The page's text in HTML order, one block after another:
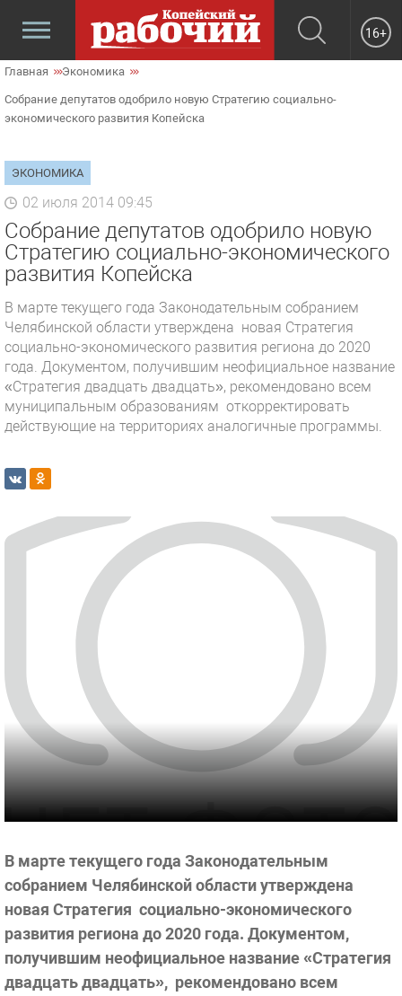
16+
Главная Экономика
Собрание депутатов одобрило новую Стратегию социально-
экономического развития Копейска
ЭКОНОМИКА
02 июля 2014 09:45
Собрание депутатов одобрило новую
Стратегию социально-экономического
развития Копейска
В марте текущего года Законодательным собранием
Челябинской области утверждена новая Стратегия
социально-экономического развития региона до 2020
года. Документом, получившим неофициальное название
«Стратегия двадцать двадцать», рекомендовано всем
муниципальным образованиям откорректировать
действующие на территориях аналогичные программы.
В марте текущего года Законодательным
собранием Челябинской области утверждена
новая Стратегия социально-экономического
развития региона до 2020 года. Документом,
получившим неофициальное название «Стратегия
двадцать двадцать», рекомендовано всем